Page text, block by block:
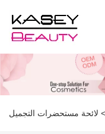
> لائحة مستحضرات التجميل